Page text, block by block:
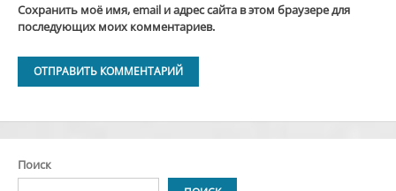
Сохранить моё имя, email и адрес сайта в этом браузере для
последующих моих комментариев.
Поиск